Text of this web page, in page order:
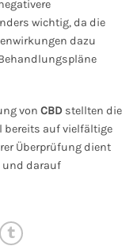
wichtig, da die
dazu
von CBD stellten die
bereits auf vielfältige
Überprüfung dient
und darauf